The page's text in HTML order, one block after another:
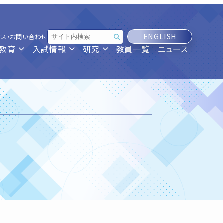
育 入試情報 研究 教員一覧 ニュース
・お問い合わせ ENGLISH